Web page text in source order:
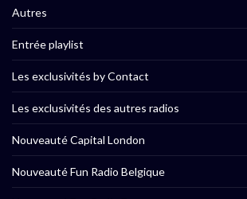
Autres
Entrée playlist
Les exclusivités by Contact
Les exclusivités des autres radios
Nouveauté Capital London
Nouveauté Fun Radio Belgique